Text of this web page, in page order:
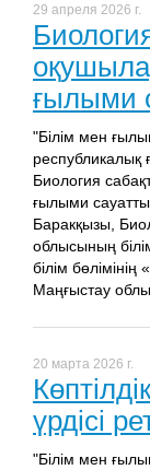
29 апреля 2026 г.
ғылыми
"Білім мен
республикалық
Биология
ғылыми
Баракқызы,
облысының
білім
Маңғыстау
20 марта 2026 г.
үрдісі
"Білім мен